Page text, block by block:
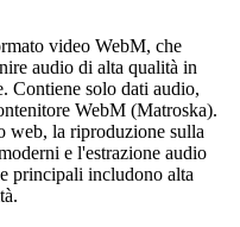
video WebM, che
audio di alta qualità in
Contiene solo dati audio,
WebM (Matroska).
web, la riproduzione sulla
e l'estrazione audio
principali includono alta